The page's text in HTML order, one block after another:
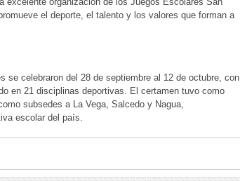
el deporte, el talento y los valores que forman a
se celebraron del 28 de septiembre al 12 de octubre, con
en 21 disciplinas deportivas. El certamen tuvo como
subsedes a La Vega, Salcedo y Nagua,
escolar del país.